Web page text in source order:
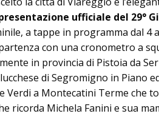
ufficiale del 29°
a tappe in programma dal 4
con una cronometro a
in provincia di Pistoia da
di Segromigno in Piano
Verdi a Montecatini Terme che
ricorda Michela Fanini e sua